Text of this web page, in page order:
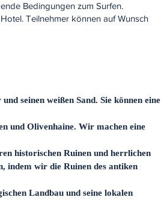
Bedingungen zum Surfen.
Teilnehmer können auf Wunsch
seinen weißen Sand. Sie können eine
und Olivenhaine. Wir machen eine
historischen Ruinen und herrlichen
indem wir die Ruinen des antiken
Landbau und seine lokalen